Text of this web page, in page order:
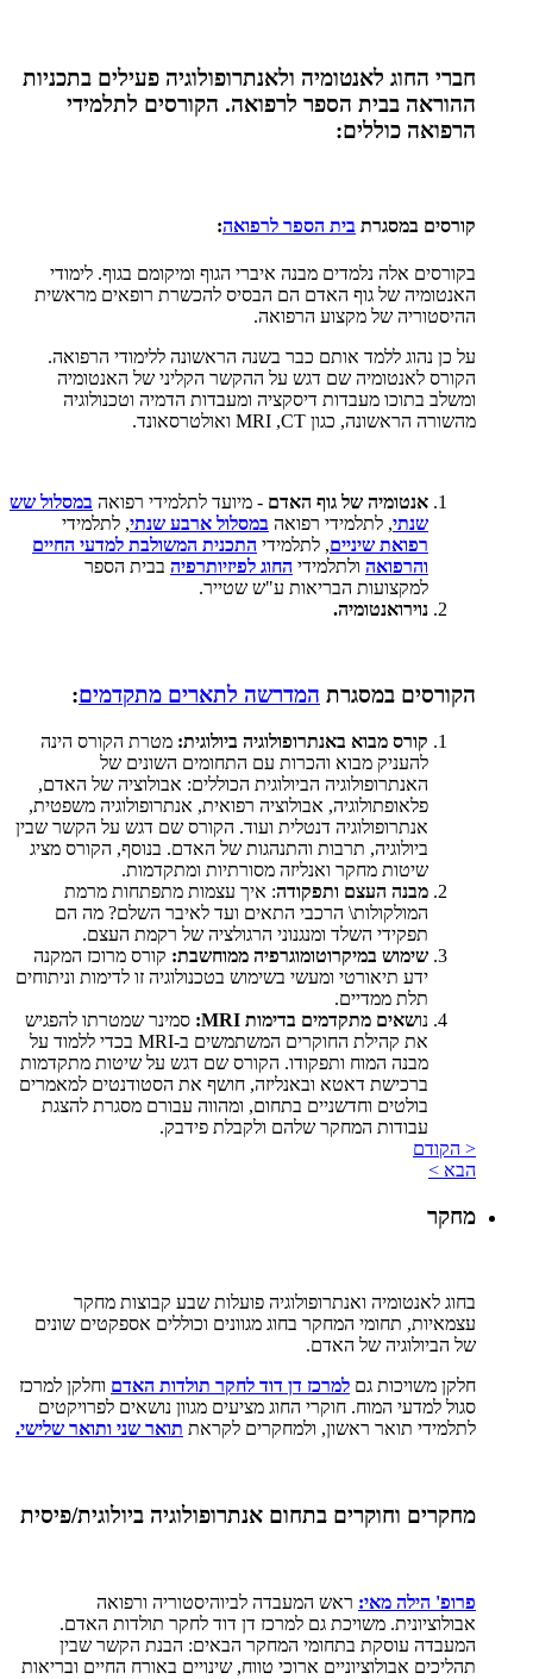
חברי החוג לאנטומיה ולאנתרופולוגיה פעילים בתכניות
ההוראה בבית הספר לרפואה. הקורסים לתלמידי
הרפואה כוללים:
קורסים במסגרת בית הספר לרפואה:
בקורסים אלה נלמדים מבנה איברי הגוף ומיקומם בגוף. לימודי
האנטומיה של גוף האדם הם הבסיס להכשרת רופאים מראשית
ההיסטוריה של מקצוע הרפואה.
על כן נהוג ללמד אותם כבר בשנה הראשונה ללימודי הרפואה.
הקורס לאנטומיה שם דגש על ההקשר הקליני של האנטומיה
ומשלב בתוכו מעבדות דיסקציה ומעבדות הדמיה וטכנולוגיה
מהשורה הראשונה, כגון MRI ,CT ואולטרסאונד.
אנטומיה של גוף האדם - מיועד לתלמידי רפואה במסלול שש
שנתי, לתלמידי רפואה במסלול ארבע שנתי, לתלמידי
רפואת שיניים, לתלמידי התכנית המשולבת למדעי החיים
והרפואה ולתלמידי החוג לפיזיותרפיה בבית הספר
למקצועות הבריאות ע"ש שטייר.
נוירואנטומיה.
הקורסים במסגרת המדרשה לתארים מתקדמים:
קורס מבוא באנתרופולוגיה ביולוגית: מטרת הקורס הינה
להעניק מבוא והכרות עם התחומים השונים של
האנתרופולוגיה הביולוגית הכוללים: אבולוציה של האדם,
פלאופתולוגיה, אבולוציה רפואית, אנתרופולוגיה משפטית,
אנתרופולוגיה דנטלית ועוד. הקורס שם דגש על הקשר שבין
ביולוגיה, תרבות והתנהגות של האדם. בנוסף, הקורס מציג
שיטות מחקר ואנליזה מסורתיות ומתקדמות.
מבנה העצם ותפקודה: איך עצמות מתפתחות מרמת
המולקולות\ הרכבי התאים ועד לאיבר השלם? מה הם
תפקידי השלד ומנגנוני הרגולציה של רקמת העצם.
שימוש במיקרוטומוגרפיה ממוחשבת: קורס מרוכז המקנה
ידע תיאורטי ומעשי בשימוש בטכנולוגיה זו לדימות וניתוחים
תלת ממדיים.
נושאים מתקדמים בדימות MRI
: סמינר שמטרתו להפגיש
את קהילת החוקרים המשתמשים ב-MRI בכדי ללמוד על
מבנה המוח ותפקודו. הקורס שם דגש על שיטות מתקדמות
ברכישת דאטא ובאנליזה, חושף את הסטודנטים למאמרים
בולטים וחדשניים בתחום, ומהווה עבורם מסגרת להצגת
עבודות המחקר שלהם ולקבלת פידבק.
< הקודם
הבא >
מחקר
בחוג לאנטומיה ואנתרופולוגיה פועלות שבע קבוצות מחקר
עצמאיות, תחומי המחקר בחוג מגוונים וכוללים אספקטים שונים
של הביולוגיה של האדם.
חלקן משויכות גם למרכז דן דוד לחקר תולדות האדם וחלקן למרכז
סגול למדעי המוח. חוקרי החוג מציעים מגוון נושאים לפרויקטים
לתלמידי תואר ראשון, ולמחקרים לקראת תואר שני ותואר שלישי.
מחקרים וחוקרים בתחום אנתרופולוגיה ביולוגית/פיסית
פרופ' הילה מאי: ראש המעבדה לביוהיסטוריה ורפואה
אבולוציונית. משויכת גם למרכז דן דוד לחקר תולדות האדם.
המעבדה עוסקת בתחומי המחקר הבאים: הבנת הקשר שבין
תהליכים אבולוציוניים ארוכי טווח, שינויים באורח החיים ובריאות